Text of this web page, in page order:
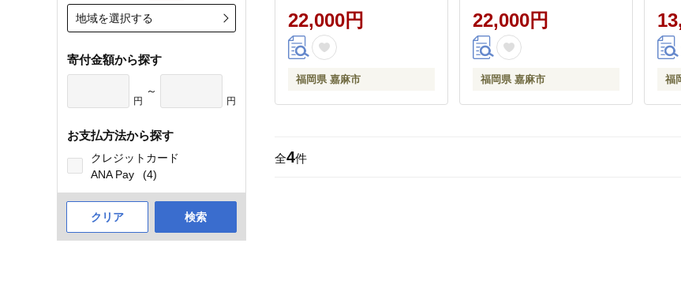
地域を選択する
寄付金額から探す
円
～
円
お支払方法から探す
クレジットカード
ANA Pay
(4)
クリア 検索
22,000円
福岡県 嘉麻市
22,000円
福岡県 嘉麻市 福
全4件